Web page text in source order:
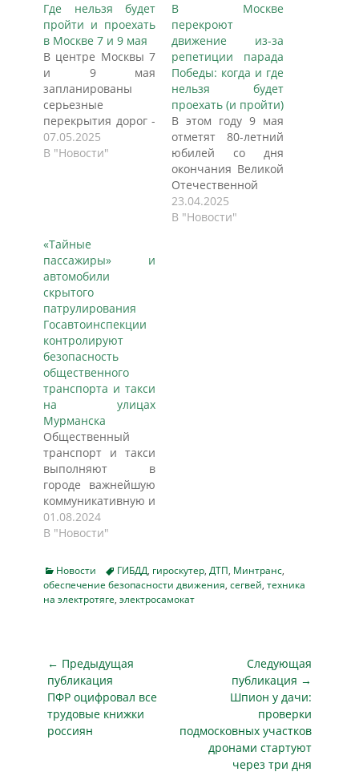
Где нельзя будет
пройти и проехать
в Москве 7 и 9 мая
В центре Москвы 7
и 9 мая
запланированы
серьезные
перекрытия дорог -
временно закроют
для движения
Новый Арбат,
Петровку и
некоторые другие.
7 мая ограничения
связаны с
генеральной
репетицией Парада
Победы, ну а 9-го
числа уже
непосредственно с
самим парадом,
пишет "Российская
газета".…
07.05.2025
В "Новости"
В Москве
перекроют
движение из-за
репетиции парада
Победы: когда и где
нельзя будет
проехать (и пройти)
В этом году 9 мая
отметят 80-летний
юбилей со дня
окончания Великой
Отечественной
войны Парадом
Победы на Красной
23.04.2025
В "Новости"
«Тайные
пассажиры» и
автомобили
скрытого
патрулирования
Госавтоинспекции
контролируют
безопасность
общественного
транспорта и такси
на улицах
Мурманска
Общественный
транспорт и такси
выполняют в
городе важнейшую
коммуникативную и
социальную
функции. Их
периодически либо
постоянно,
пользуется
возраста и
несовершеннолетние,
поэтому городские
перевозчики,
должностные лица,
выпускающие
01.08.2024
В "Новости"
Categories
Новости TagsГИБДД, гироскутер, ДТП, Минтранс,
обеспечение безопасности движения, сегвей, техника
на электротяге, электросамокат
Навигация
по
записям
← Предыдущая
публикация
Предыдущая
публикация
ПФР оцифровал все
трудовые книжки
россиян
Следующая
публикация →
СледующаяШпион у дачи:
проверки
подмосковных участков
дронами стартуют
через три дня